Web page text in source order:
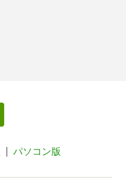
パソコン版